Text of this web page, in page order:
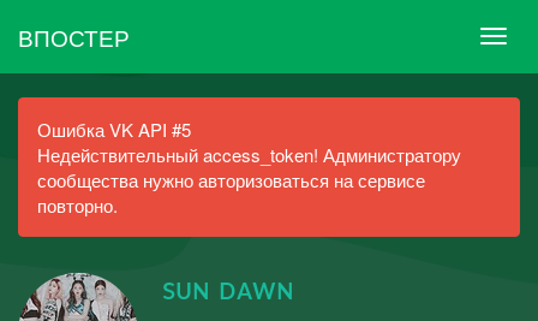
ВПОСТЕР
Ошибка VK API #5
Недействительный access_token! Администратору
сообщества нужно авторизоваться на сервисе
повторно.
sᴜɴ ᴅᴀᴡɴ